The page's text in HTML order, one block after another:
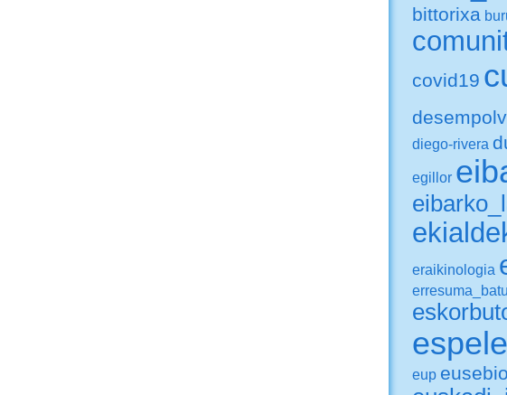
bittorixa
covid19
diego-rivera
egillor
eraikinologia
eup